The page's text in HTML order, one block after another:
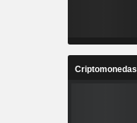
Criptomonedas